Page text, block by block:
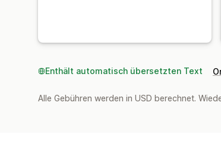
Enthält automatisch übersetzten Text
Alle Gebühren werden in USD berechnet.